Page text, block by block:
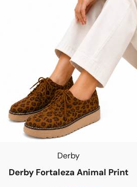
Derby
Derby Fortaleza Animal Print